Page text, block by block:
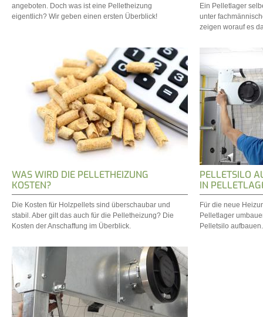
angeboten. Doch was ist eine Pelletheizung
eigentlich? Wir geben einen ersten Überblick!
Ein Pelletlager
unter
zeigen worauf es
WAS WIRD DIE PELLETHEIZUNG
KOSTEN?
Die Kosten für Holzpellets sind überschaubar und
stabil. Aber gilt das auch für die Pelletheizung? Die
Kosten der Anschaffung im Überblick.
PELLETSILO
IN
Für die neue
Pelletlager
Pelletsilo